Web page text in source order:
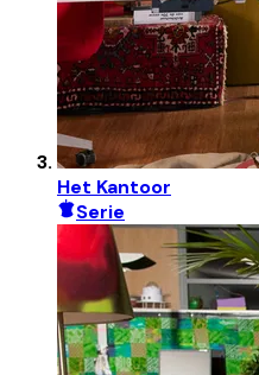
Het Kantoor
Serie